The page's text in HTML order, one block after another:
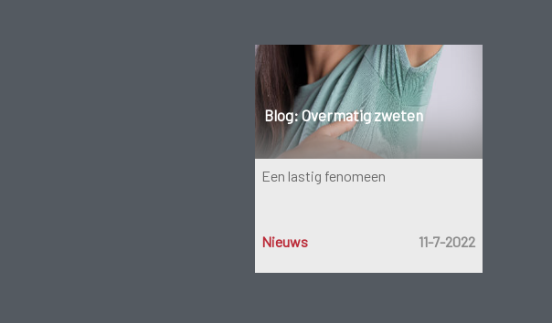
Blog: Overmatig zweten
Een lastig fenomeen
Nieuws 11-7-2022